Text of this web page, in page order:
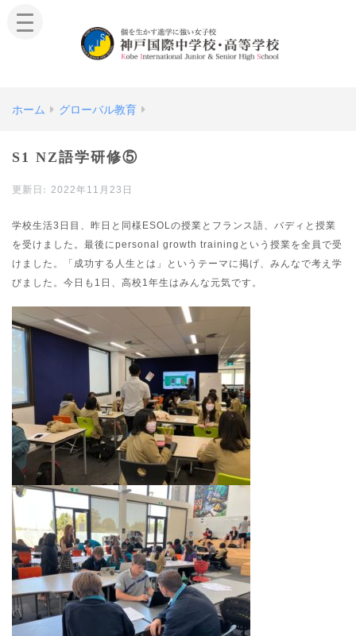
ホーム グローバル教育
S1 NZ語学研修⑤
2022年11月23日
学校生活3日目、昨日と同様ESOLの授業とフランス語、バディと授業
を受けました。最後にpersonal growth trainingという授業を全員で受
けました。「成功する人生とは」というテーマに掲げ、みんなで考え学
びました。今日も1日、高校1年生はみんな元気です。